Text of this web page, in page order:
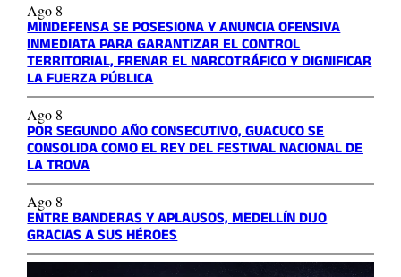
Ago 8
MINDEFENSA SE POSESIONA Y ANUNCIA OFENSIVA
INMEDIATA PARA GARANTIZAR EL CONTROL
TERRITORIAL, FRENAR EL NARCOTRÁFICO Y DIGNIFICAR
LA FUERZA PÚBLICA
Ago 8
POR SEGUNDO AÑO CONSECUTIVO, GUACUCO SE
CONSOLIDA COMO EL REY DEL FESTIVAL NACIONAL DE
LA TROVA
Ago 8
ENTRE BANDERAS Y APLAUSOS, MEDELLÍN DIJO
GRACIAS A SUS HÉROES